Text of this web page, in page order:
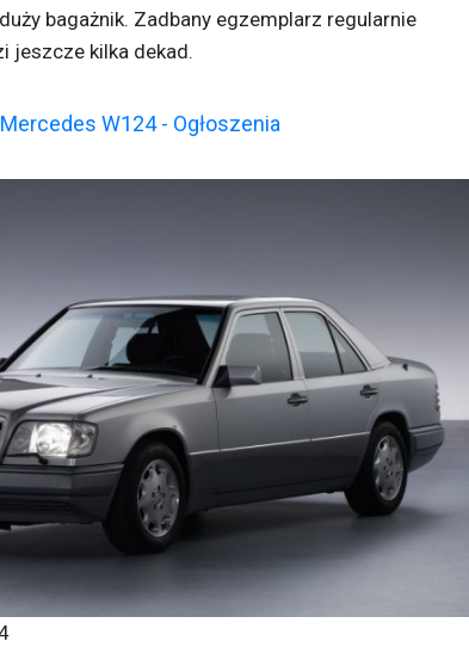
bagażnik. Zadbany egzemplarz regularnie
jeszcze kilka dekad.
Mercedes W124 - Ogłoszenia